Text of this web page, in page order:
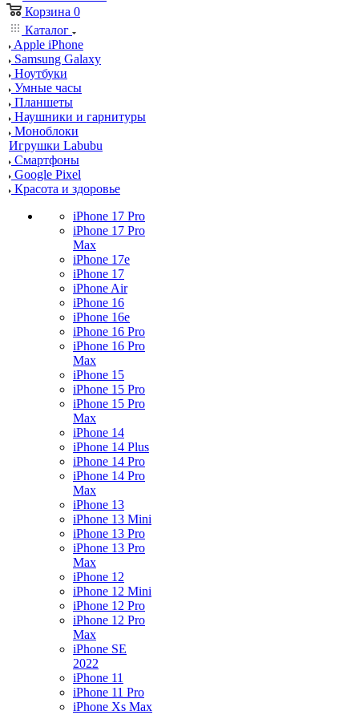
Корзина 0
Каталог
Apple iPhone
Samsung Galaxy
Ноутбуки
Умные часы
Планшеты
Наушники и гарнитуры
Моноблоки
Игрушки Labubu
Смартфоны
Google Pixel
Красота и здоровье
iPhone 17 Pro
iPhone 17 Pro
Max
iPhone 17e
iPhone 17
iPhone Air
iPhone 16
iPhone 16e
iPhone 16 Pro
iPhone 16 Pro
Max
iPhone 15
iPhone 15 Pro
iPhone 15 Pro
Max
iPhone 14
iPhone 14 Plus
iPhone 14 Pro
iPhone 14 Pro
Max
iPhone 13
iPhone 13 Mini
iPhone 13 Pro
iPhone 13 Pro
Max
iPhone 12
iPhone 12 Mini
iPhone 12 Pro
iPhone 12 Pro
Max
iPhone SE
2022
iPhone 11
iPhone 11 Pro
iPhone Xs Max